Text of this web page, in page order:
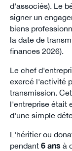
d'associés). Le
signer un
biens
la date de
finances 2026).
Le chef
exercé l'activité
transmission.
l'entreprise était
d'une simple
L'héritier ou
pendant 6 ans à